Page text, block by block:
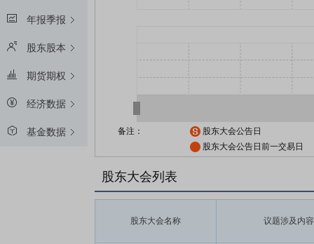
年报季报
股东股本
期货期权
经济数据
基金数据 备注：
股东大会公告日
股东大会公告日前一交易日
股东大会列表
股东大会名称 议题涉及内容